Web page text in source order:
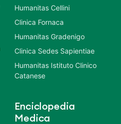
Humanitas Cellini
Clinica Fornaca
Humanitas Gradenigo
Clinica Sedes Sapientiae
Humanitas Istituto Clinico
Catanese
Enciclopedia
Medica